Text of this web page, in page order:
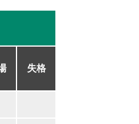
失格